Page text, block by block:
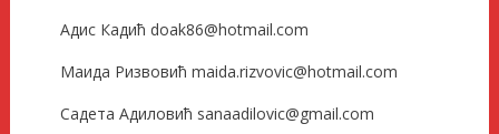
Адис Кадић doak86@hotmail.com
Маида Ризвовић maida.rizvovic@hotmail.com
Садета Адиловић sanaadilovic@gmail.com